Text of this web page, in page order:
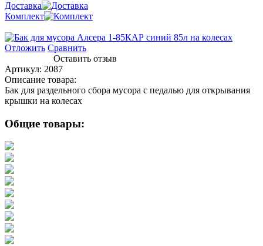
Доставка
Комплект
Отложить Сравнить
Оставить отзыв
Артикул: 2087
Описание товара:
Бак для раздельного сбора мусора с педалью для открывания
крышки на колесах
Общие товары: